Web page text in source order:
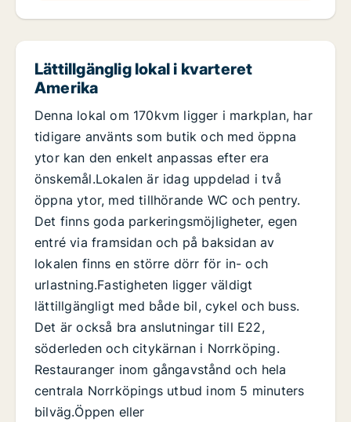
Lättillgänglig lokal i kvarteret
Amerika
Denna lokal om 170kvm ligger i markplan, har
tidigare använts som butik och med öppna
ytor kan den enkelt anpassas efter era
önskemål.Lokalen är idag uppdelad i två
öppna ytor, med tillhörande WC och pentry.
Det finns goda parkeringsmöjligheter, egen
entré via framsidan och på baksidan av
lokalen finns en större dörr för in- och
urlastning.Fastigheten ligger väldigt
lättillgängligt med både bil, cykel och buss.
Det är också bra anslutningar till E22,
söderleden och citykärnan i Norrköping.
Restauranger inom gångavstånd och hela
centrala Norrköpings utbud inom 5 minuters
bilväg.Öppen eller